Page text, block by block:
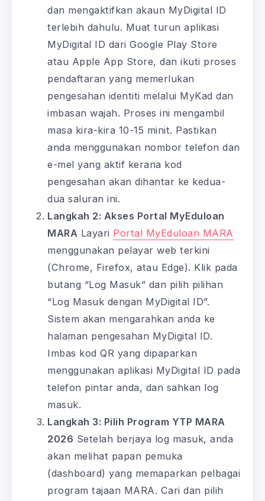
dan mengaktifkan akaun MyDigital ID
terlebih dahulu. Muat turun aplikasi
MyDigital ID dari Google Play Store
atau Apple App Store, dan ikuti proses
pendaftaran yang memerlukan
pengesahan identiti melalui MyKad dan
imbasan wajah. Proses ini mengambil
masa kira-kira 10-15 minit. Pastikan
anda menggunakan nombor telefon dan
e-mel yang aktif kerana kod
pengesahan akan dihantar ke kedua-
dua saluran ini.
Langkah 2: Akses Portal MyEduloan
MARA Layari Portal MyEduloan MARA
menggunakan pelayar web terkini
(Chrome, Firefox, atau Edge). Klik pada
butang “Log Masuk” dan pilih pilihan
“Log Masuk dengan MyDigital ID”.
Sistem akan mengarahkan anda ke
halaman pengesahan MyDigital ID.
Imbas kod QR yang dipaparkan
menggunakan aplikasi MyDigital ID pada
telefon pintar anda, dan sahkan log
masuk.
Langkah 3: Pilih Program YTP MARA
2026 Setelah berjaya log masuk, anda
akan melihat papan pemuka
(dashboard) yang memaparkan pelbagai
program tajaan MARA. Cari dan pilih